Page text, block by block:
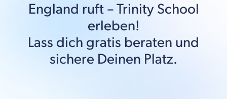
England ruft –Trinity School
erleben!
Lass dich gratis beraten und
sichere Deinen Platz.